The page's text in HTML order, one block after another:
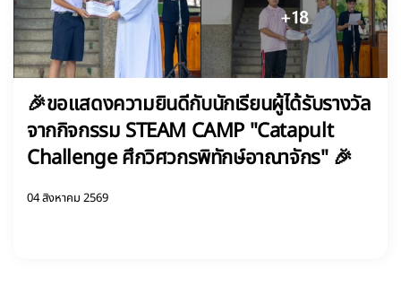
🎉ขอแสดงความยินดีกับนักเรียนผู้ได้รับรางวัล
จากกิจกรรม STEAM CAMP "Catapult
Challenge ศึกวิศวกรพิทักษ์อาณาจักร" 🎉
04 สิงหาคม 2569